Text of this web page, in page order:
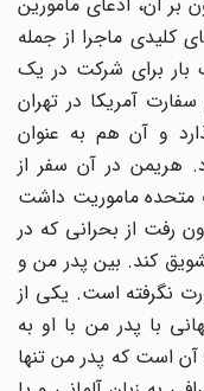
ماجرا از جمله
برای شرکت در یک
آمریکا در تهران
و آن هم به عنوان
در آن سفر از
ماموریت داشت
رفت از بحرانی که در
کند. بین پدر من و
نگرفته است. یکی از
با پدر من با او به
است که پدر من تنها